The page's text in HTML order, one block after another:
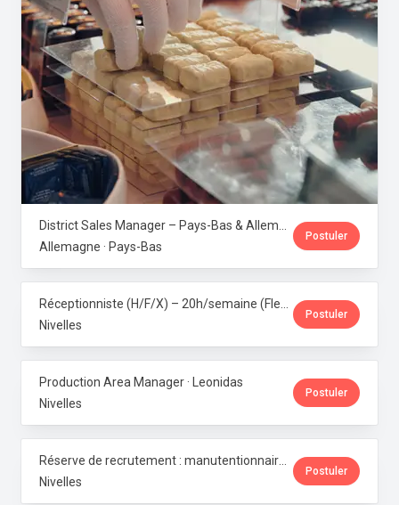
Allemagne · Pays-Bas
Postuler
Nivelles
Postuler
Production Area Manager · Leonidas
Nivelles
Postuler
Nivelles
Postuler